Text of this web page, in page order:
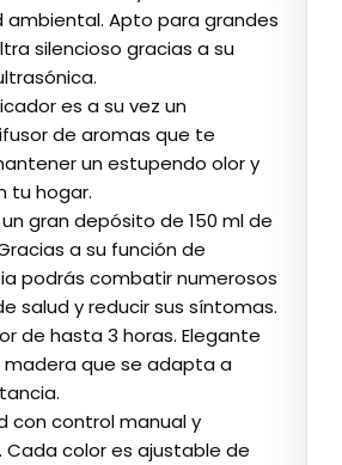
ambiental. Apto para grandes
silencioso gracias a su
es a su vez un
de aromas que te
un estupendo olor y
tu hogar.
gran depósito de 150 ml de
a su función de
podrás combatir numerosos
salud y reducir sus síntomas.
de hasta 3 horas. Elegante
madera que se adapta a
con control manual y
color es ajustable de